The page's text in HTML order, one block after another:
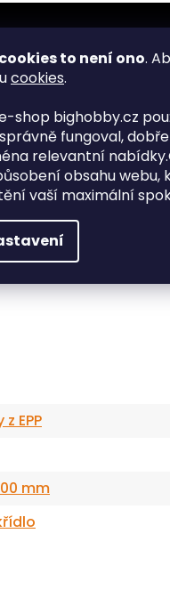
to není ono.
cookies.
shop bighobby.cz
fungoval,
relevantní
obsahu webu,
vaší maximální
EPP
mm